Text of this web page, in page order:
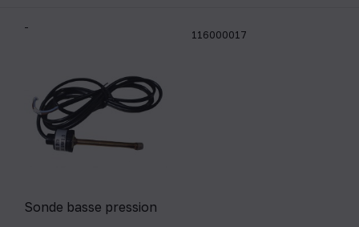
-
116000017
Sonde basse pression